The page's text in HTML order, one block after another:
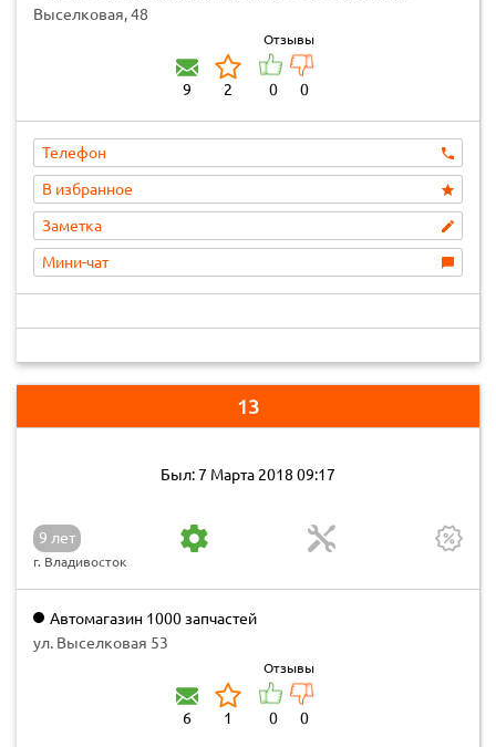
автомобилей
Выселковая, 48
9 2
Отзывы
0 0
Телефон
В избранное
Заметка
Мини-чат
13
Был: 7 Марта 2018 09:17
9 лет
г. Владивосток
Автомагазин 1000 запчастей
ул. Выселковая 53
6 1
Отзывы
0 0